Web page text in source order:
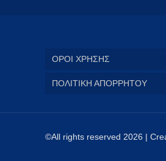
ΟΡΟΙ ΧΡΗΣΗΣ
ΠΟΛΙΤΙΚΗ ΑΠΟΡΡΗΤΟΥ
©All rights reserved 2026 |